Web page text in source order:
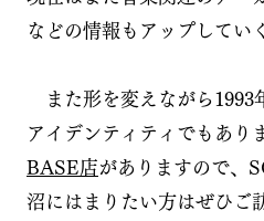
などの情報もアップしてい
また形を変えながら1993
アイデンティティでもあり
BASE店がありますので、
沼にはまりたい方はぜひご